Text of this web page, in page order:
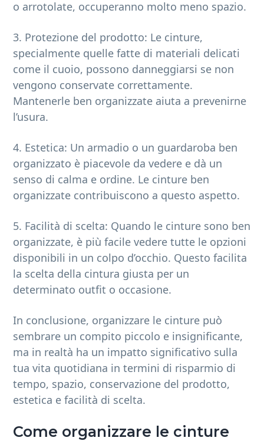
o arrotolate, occuperanno molto meno spazio.
3. Protezione del prodotto: Le cinture,
specialmente quelle fatte di materiali delicati
come il cuoio, possono danneggiarsi se non
vengono conservate correttamente.
Mantenerle ben organizzate aiuta a prevenirne
l’usura.
4. Estetica: Un armadio o un guardaroba ben
organizzato è piacevole da vedere e dà un
senso di calma e ordine. Le cinture ben
organizzate contribuiscono a questo aspetto.
5. Facilità di scelta: Quando le cinture sono ben
organizzate, è più facile vedere tutte le opzioni
disponibili in un colpo d’occhio. Questo facilita
la scelta della cintura giusta per un
determinato outfit o occasione.
In conclusione, organizzare le cinture può
sembrare un compito piccolo e insignificante,
ma in realtà ha un impatto significativo sulla
tua vita quotidiana in termini di risparmio di
tempo, spazio, conservazione del prodotto,
estetica e facilità di scelta.
Come organizzare le cinture